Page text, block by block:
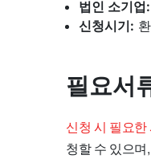
법인 소기업:
신청시기:
필요서
신청 시 필요
청할 수 있으